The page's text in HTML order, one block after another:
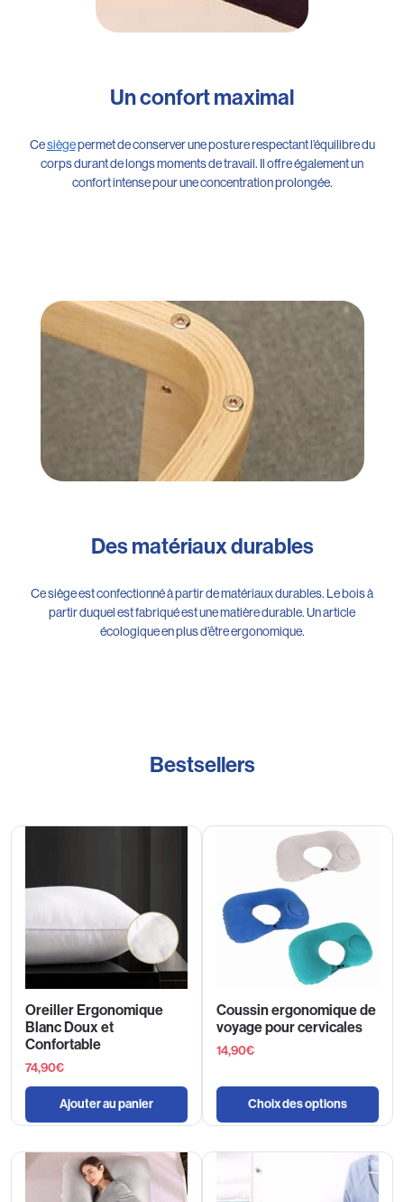
Un confort maximal
Cesiègepermet de conserver une posture respectant l’équilibre du
corps durant de longs moments de travail. Il offre également un
confort intense pour une concentration prolongée.
Des matériaux durables
Ce siège est confectionné à partir de matériaux durables. Le bois à
partir duquel est fabriqué est une matière durable. Un article
écologique en plus d’être ergonomique.
Bestsellers
Oreiller Ergonomique
Blanc Doux et
Confortable
74,90€
Ajouter au panier
Coussin ergonomique de
voyage pour cervicales
14,90€
Choix des options